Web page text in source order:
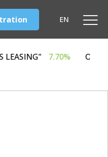
EN
"STATUS LEASING" 7.70%